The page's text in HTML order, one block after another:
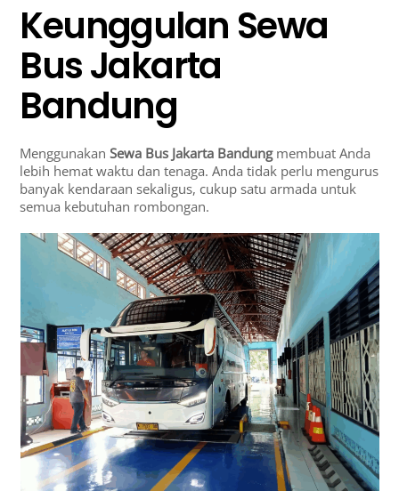
Keunggulan Sewa
Bus Jakarta
Bandung
MenggunakanSewa Bus Jakarta Bandungmembuat Anda
lebih hemat waktu dan tenaga. Anda tidak perlu mengurus
banyak kendaraan sekaligus, cukup satu armada untuk
semua kebutuhan rombongan.